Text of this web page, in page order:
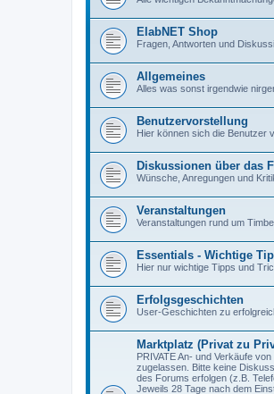
ElabNET Shop
Fragen, Antworten und
Allgemeines
Alles was sonst irgendwie
Benutzervorstellung
Hier können sich die Benutzer
Diskussionen über das
Wünsche, Anregungen und
Veranstaltungen
Veranstaltungen rund um
Essentials - Wichtige
Hier nur wichtige Tipps und
Erfolgsgeschichten
User-Geschichten zu
Marktplatz (Privat zu
PRIVATE An- und Verkäufe
zugelassen. Bitte keine
des Forums erfolgen (z.B.
Jeweils 28 Tage nach dem